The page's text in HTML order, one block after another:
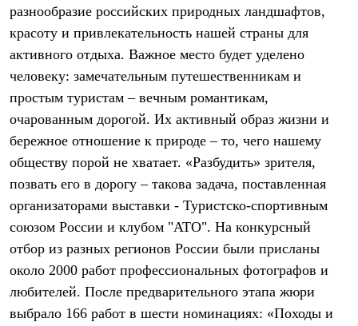
Брюки
Флисовая одежда
Куртки
Брюки
Термобелье
Теплое термобелье
Легкое термобелье
Лёгкая одежда
Футболки
Толстовки
Брюки
Женская одежда
Утепленная пухом
Куртки
Жилеты
Утепленная синтетикой
разнообразие российских природных ландшафтов,
красоту и привлекательность нашей страны для
активного отдыха. Важное место будет уделено
человеку: замечательным путешественникам и
простым туристам – вечным романтикам,
очарованным дорогой. Их активный образ жизни и
бережное отношение к природе – то, чего нашему
обществу порой не хватает. «Разбудить» зрителя,
позвать его в дорогу – такова задача, поставленная
организаторами выставки - Туристско-спортивным
союзом России и клубом "АТО". На конкурсный
отбор из разных регионов России были присланы
около 2000 работ профессиональных фотографов и
любителей. После предварительного этапа жюри
выбрало 166 работ в шести номинациях: «Походы и